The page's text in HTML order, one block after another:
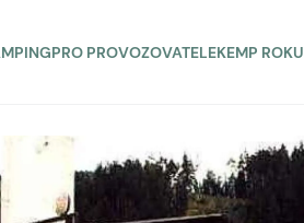
PRO PROVOZOVATELEKEMP ROKU